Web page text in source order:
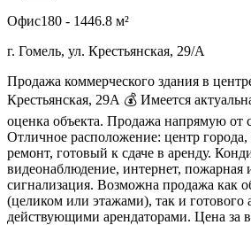
Офис180 - 1446.8 м²
г. Гомель, ул. Крестьянская, 29/А
Продажа коммерческого здания в
Крестьянская, 29А 💰 Имеется
оценка объекта. Продажа напрямую от
Отличное расположение: центр
ремонт, готовый к сдаче в аренду.
видеонаблюдение, интернет, пожарная
сигнализация. Возможна продажа как
(целиком или этажами), так и готового
действующими арендаторами. Цена за